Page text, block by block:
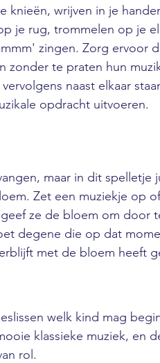
knieën, wrijven in je
je rug, trommelen op je
zingen. Zorg ervoor
te praten hun
naast elkaar
opdracht uitvoeren.
maar in dit spelletje
Zet een muziekje op
ze de bloem om door
degene die op dat
met de bloem heeft
welk kind mag
klassieke muziek, en
rol.